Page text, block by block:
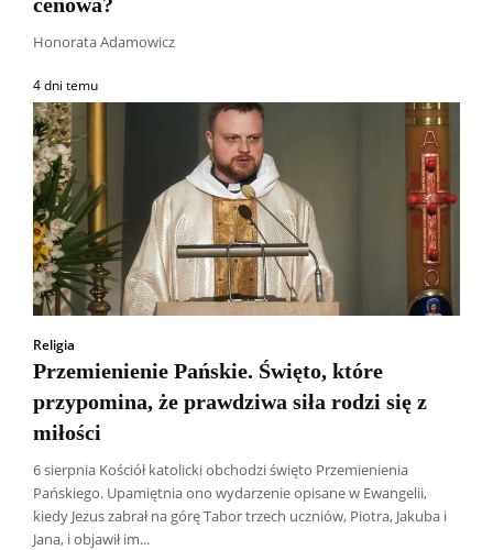
Honorata Adamowicz
4 dni temu
Religia
Przemienienie Pańskie. Święto, które
przypomina, że prawdziwa siła rodzi się z
miłości
6 sierpnia Kościół katolicki obchodzi święto Przemienienia
Pańskiego. Upamiętnia ono wydarzenie opisane w Ewangelii,
kiedy Jezus zabrał na górę Tabor trzech uczniów, Piotra, Jakuba i
Jana, i objawił im...
Wszyscy Aleksander Borowik
Antoni Radczenko
Artur Płokszto
Grzegorz Górny